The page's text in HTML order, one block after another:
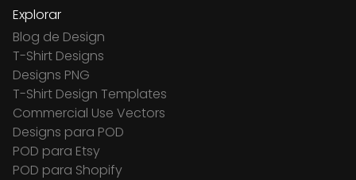
Explorar
Blog de Design
T-Shirt Designs
Designs PNG
T-Shirt Design Templates
Commercial Use Vectors
Designs para POD
POD para Etsy
POD para Shopify